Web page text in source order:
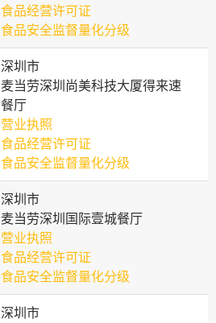
食品经营许可证
食品安全监督量化分级
深圳市
麦当劳深圳尚美科技大厦得来速
餐厅
营业执照
食品经营许可证
食品安全监督量化分级
深圳市
麦当劳深圳国际壹城餐厅
营业执照
食品经营许可证
食品安全监督量化分级
深圳市